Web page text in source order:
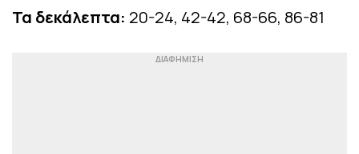
Τα δεκάλεπτα: 20-24, 42-42, 68-66, 86-81